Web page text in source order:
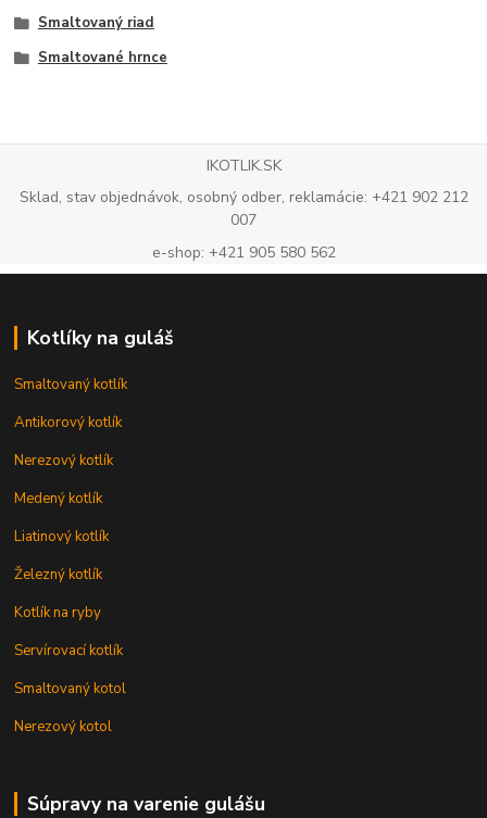
Smaltovaný riad
Smaltované hrnce
IKOTLIK.SK
Sklad, stav objednávok, osobný odber, reklamácie: +421 902 212
007
e-shop: +421 905 580 562
Kotlíky na guláš
Smaltovaný kotlík
Antikorový kotlík
Nerezový kotlík
Medený kotlík
Liatinový kotlík
Železný kotlík
Kotlík na ryby
Servírovací kotlík
Smaltovaný kotol
Nerezový kotol
Súpravy na varenie gulášu